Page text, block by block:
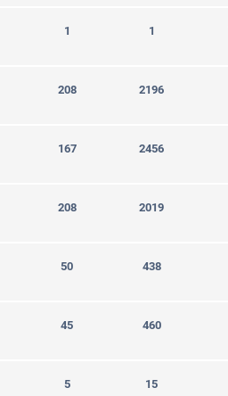
1 1
208 2196
167 2456
208 2019
50 438
45 460
5 15